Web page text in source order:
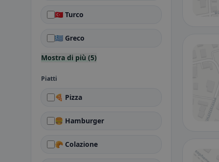
🇹🇷 Turco
🇬🇷 Greco
Mostra di più (5)
Piatti
🍕 Pizza
🍔 Hamburger
🥐 Colazione